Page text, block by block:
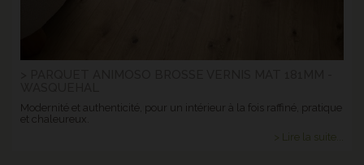
Modernité et authenticité, pour un intérieur à la fois raffiné, pratique
et chaleureux.
> Lire la suite...